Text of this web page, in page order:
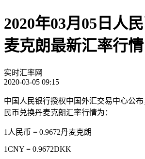
2020年03月05日人
麦克朗最新汇率行情
实时汇率网
2020-03-05 09:15
中国人民银行授权中国外汇交易中心公布
民币兑换丹麦克朗汇率行情为：
1人民币 = 0.9672丹麦克朗
1CNY = 0.9672DKK